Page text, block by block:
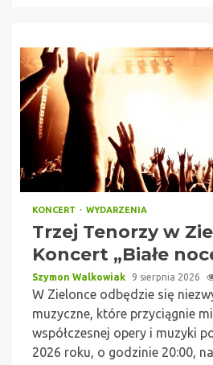
KONCERT WYDARZENIA
Trzej Tenorzy w
Koncert „Białe
Szymon Walkowiak 9 sierpnia 2026
W Zielonce odbędzie się
muzyczne, które przyciągnie
współczesnej opery i muzyki
2026 roku, o godzinie 20:00,